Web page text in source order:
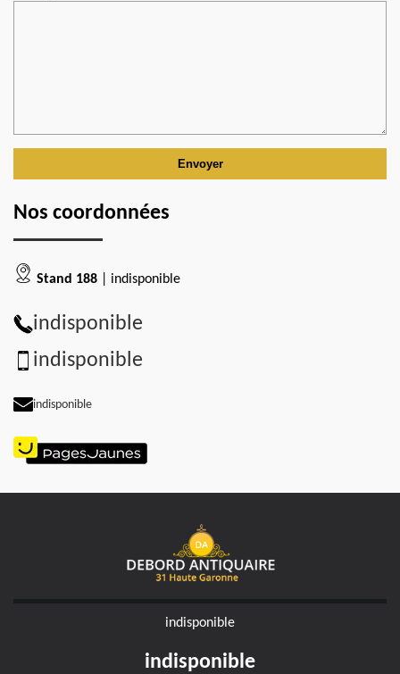
Nos coordonnées
Stand 188 | indisponible
indisponible
indisponible
indisponible
indisponible
indisponible